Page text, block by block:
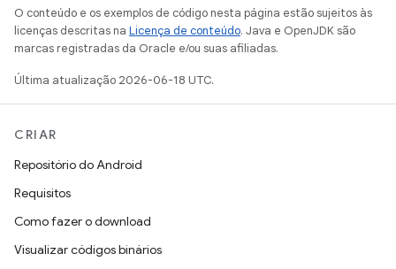
O conteúdo e os exemplos de código nesta página estão sujeitos às
licenças descritas na Licença de conteúdo. Java e OpenJDK são
marcas registradas da Oracle e/ou suas afiliadas.
Última atualização 2026-06-18 UTC.
CRIAR
Repositório do Android
Requisitos
Como fazer o download
Visualizar códigos binários